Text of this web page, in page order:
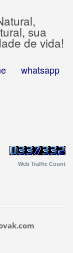
sua
de vida!
whatsapp
Web Traffic Count